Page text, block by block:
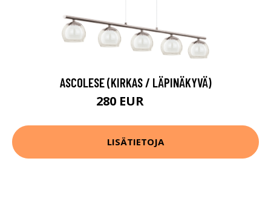
ASCOLESE (KIRKAS / LÄPINÄKYVÄ)
280 EUR
LISÄTIETOJA